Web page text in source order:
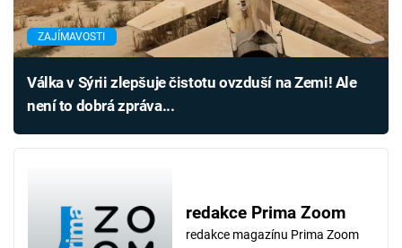
ZAJÍMAVOSTI
Válka v Sýrii zlepšuje čistotu ovzduší na Zemi! Ale
není to dobrá zpráva...
redakce Prima Zoom
redakce magazínu Prima Zoom